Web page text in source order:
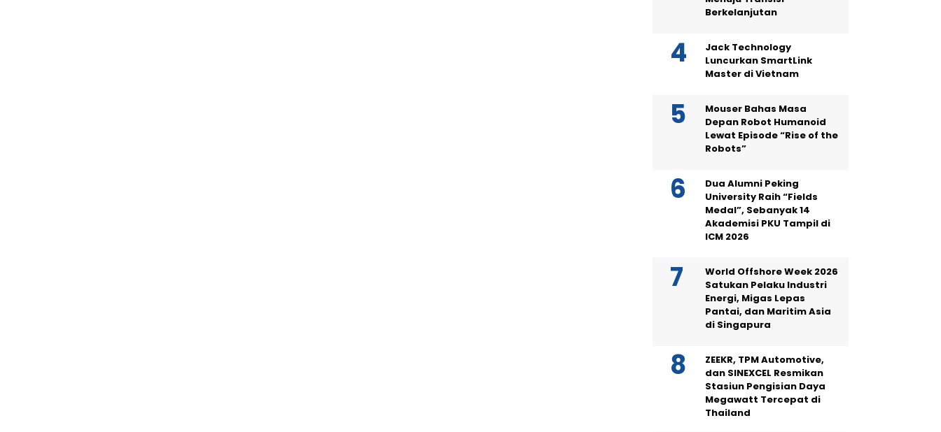
Berkelanjutan
Jack Technology
Luncurkan SmartLink
Master di Vietnam
Mouser Bahas Masa
Depan Robot Humanoid
Lewat Episode “Rise of the
Robots”
Dua Alumni Peking
University Raih “Fields
Medal”, Sebanyak 14
Akademisi PKU Tampil di
ICM 2026
World Offshore Week 2026
Satukan Pelaku Industri
Energi, Migas Lepas
Pantai, dan Maritim Asia
di Singapura
ZEEKR, TPM Automotive,
dan SINEXCEL Resmikan
Stasiun Pengisian Daya
Megawatt Tercepat di
Thailand